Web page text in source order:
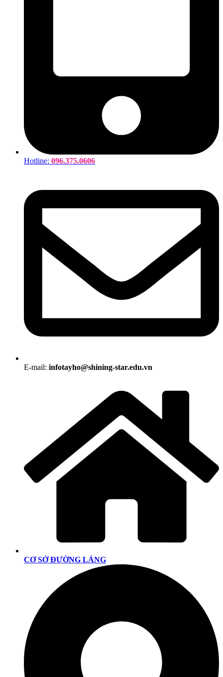
Hotline: 096.375.0606
E-mail: infotayho@shining-star.edu.vn
CƠ SỞ ĐƯỜNG LÁNG